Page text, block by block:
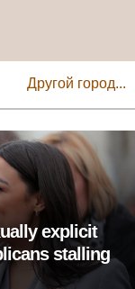
Другой город...
explicit
stalling